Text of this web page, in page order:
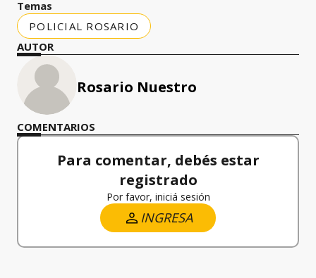
Temas
POLICIAL ROSARIO
AUTOR
Rosario Nuestro
COMENTARIOS
Para comentar, debés estar
registrado
Por favor, iniciá sesión
INGRESA